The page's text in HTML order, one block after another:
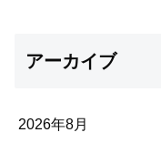
アーカイブ
2026年8月